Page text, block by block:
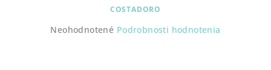
COSTADORO
Priemerné
Neohodnotené Podrobnosti hodnotenia